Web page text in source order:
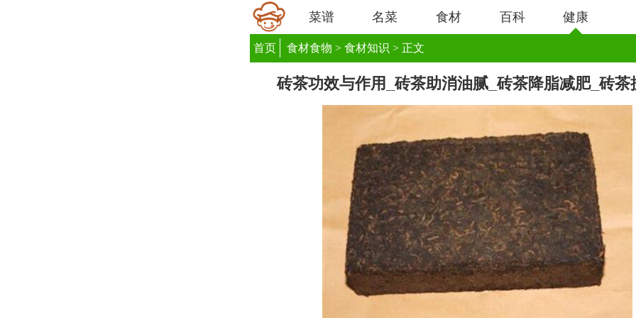
菜谱 名菜 食材 百科 健康
首页 食材食物 > 食材知识 > 正文
砖茶功效与作用_砖茶助消油腻_砖茶降脂减肥_砖茶